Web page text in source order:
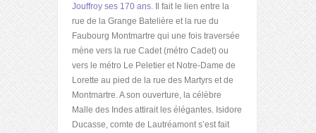
Jouffroy ses 170 ans. Il fait le lien entre la
rue de la Grange Batelière et la rue du
Faubourg Montmartre qui une fois traversée
mène vers la rue Cadet (métro Cadet) ou
vers le métro Le Peletier et Notre-Dame de
Lorette au pied de la rue des Martyrs et de
Montmartre. A son ouverture, la célèbre
Malle des Indes attirait les élégantes. Isidore
Ducasse, comte de Lautréamont s’est fait